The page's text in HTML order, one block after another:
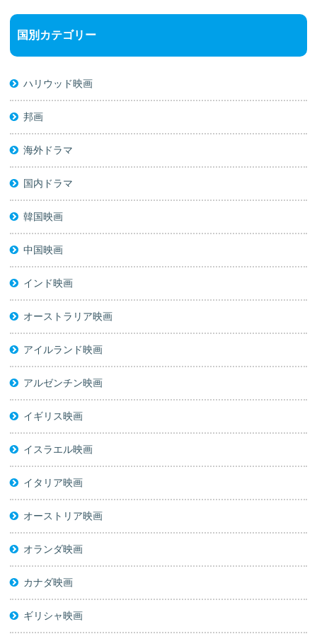
国別カテゴリー
ハリウッド映画
邦画
海外ドラマ
国内ドラマ
韓国映画
中国映画
インド映画
オーストラリア映画
アイルランド映画
アルゼンチン映画
イギリス映画
イスラエル映画
イタリア映画
オーストリア映画
オランダ映画
カナダ映画
ギリシャ映画